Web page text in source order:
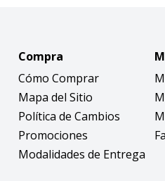
Compra
Cómo Comprar
Mapa del Sitio
Política de Cambios
Promociones
Modalidades de Entrega